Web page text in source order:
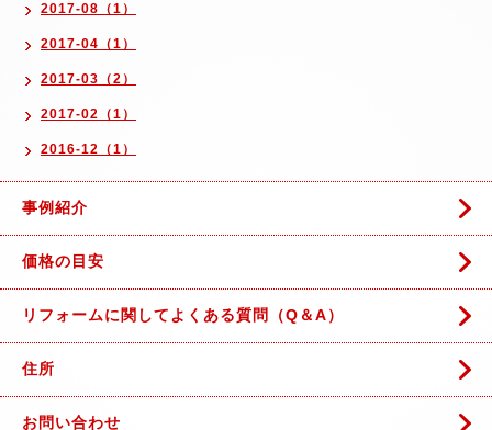
2017-08（1）
2017-04（1）
2017-03（2）
2017-02（1）
2016-12（1）
事例紹介
価格の目安
リフォームに関してよくある質問（Q＆A）
住所
お問い合わせ